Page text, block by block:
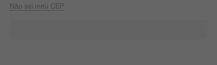
Não sei meu CEP